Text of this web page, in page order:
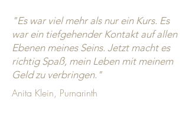
"Es war viel mehr als nur ein Kurs. Es
war ein tiefgehender Kontakt auf allen
Ebenen meines Seins. Jetzt macht es
richtig Spaß, mein Leben mit meinem
Geld zu verbringen."
Anita Klein, Purnarinth